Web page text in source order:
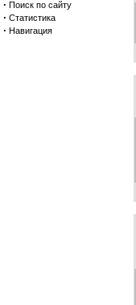
· Поиск по сайту
· Статистика
· Навигация